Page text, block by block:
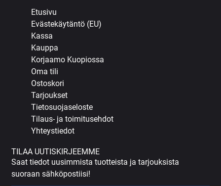
Etusivu
Evästekäytäntö (EU)
Kassa
Kauppa
Korjaamo Kuopiossa
Oma tili
Ostoskori
Tarjoukset
Tietosuojaseloste
Tilaus- ja toimitusehdot
Yhteystiedot
TILAA UUTISKIRJEEMME
Saat tiedot uusimmista tuotteista ja tarjouksista
suoraan sähköpostiisi!